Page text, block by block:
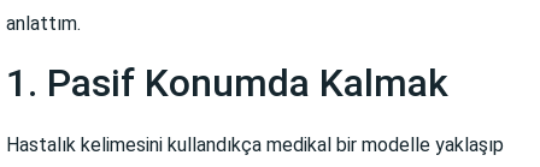
anlattım.
1. Pasif Konumda Kalmak
Hastalık kelimesini kullandıkça medikal bir modelle yaklaşıp